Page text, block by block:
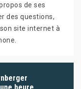
de ses
des questions,
site internet à